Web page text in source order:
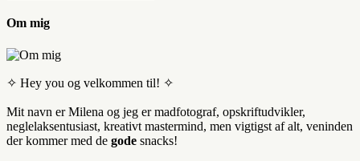
Om mig
✧ Hey you og velkommen til! ✧
Mit navn er Milena og jeg er madfotograf, opskriftudvikler,
neglelaksentusiast, kreativt mastermind, men vigtigst af alt, veninden
der kommer med de gode snacks!